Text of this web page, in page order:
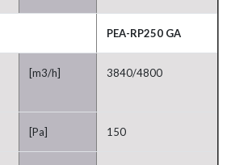
PEA-RP250 GA
[m3/h] 3840/4800
[Pa] 150